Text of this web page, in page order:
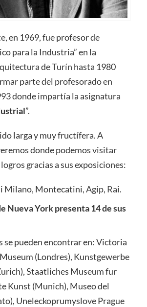
en 1969, fue profesor de
para la Industria” en la
de Turín hasta 1980
parte del profesorado en
donde impartía la asignatura
”.
larga y muy fructífera. A
donde podemos visitar
gracias a sus exposiciones:
Milano, Montecatini, Agip, Rai.
Nueva York presenta 14 de sus
se pueden encontrar en: Victoria
(Londres), Kunstgewerbe
Staatliches Museum fur
Kunst (Munich), Museo del
Uneleckoprumyslove Prague